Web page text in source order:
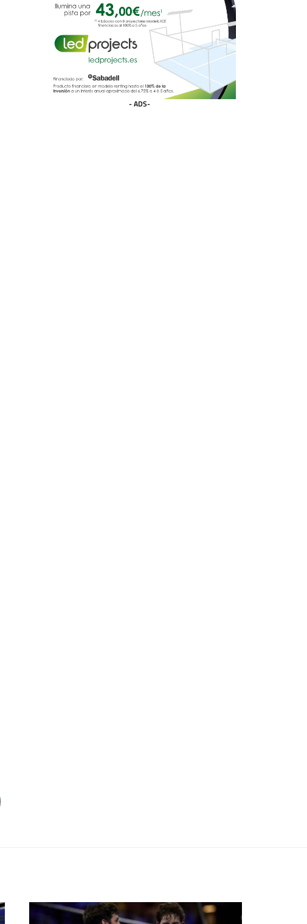
- ADS-